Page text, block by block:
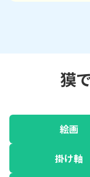
獏
絵画
掛け軸